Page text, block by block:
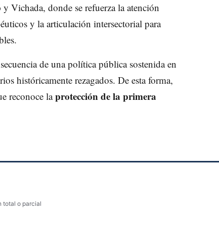
Vichada, donde se refuerza la atención
y la articulación intersectorial para
de una política pública sostenida en
históricamente rezagados. De esta forma,
reconoce laprotección de la primera
total o parcial